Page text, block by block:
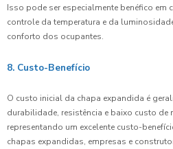
Isso pode ser especialmente benéfico em
controle da temperatura e da
conforto dos ocupantes.
8. Custo-Benefício
O custo inicial da chapa expandida é
durabilidade, resistência e baixo custo de
representando um excelente custo-
chapas expandidas, empresas e